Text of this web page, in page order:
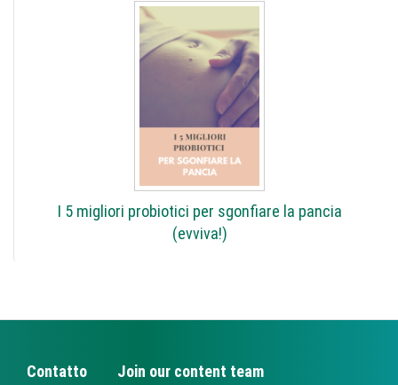
I 5 migliori probiotici per sgonfiare la pancia
(evviva!)
Contatto Join our content team